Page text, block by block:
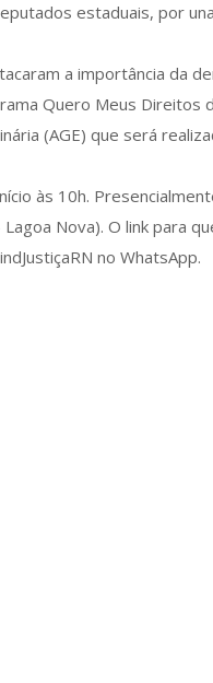
estaduais, por
a importância da
Quero Meus Direitos
(AGE) que será
às 10h.
Nova). O link para
no WhatsApp.